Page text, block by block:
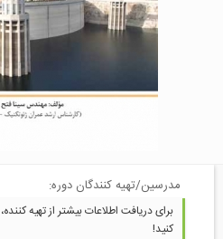
مدرسین/تهیه کنندگان دوره:
برای دریافت اطلاعات بیشتر از تهیه
کنید!